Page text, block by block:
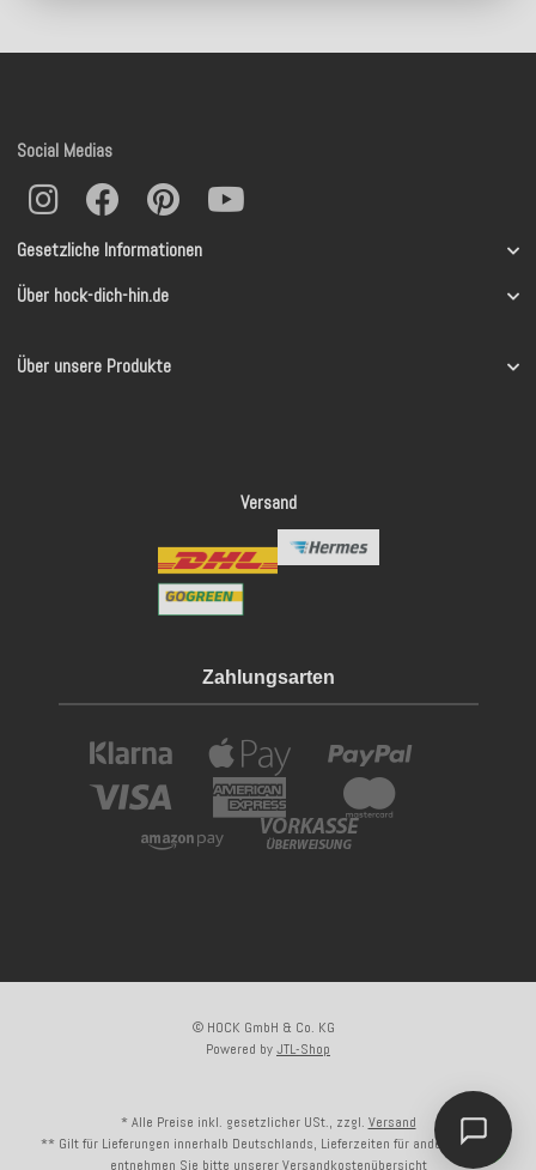
Gesetzliche Informationen
Über hock-dich-hin.de
Über unsere Produkte
Social Medias
Versand
Zahlungsarten
© HOCK GmbH & Co. KG
Powered byJTL-Shop
* Alle Preise inkl. gesetzlicher USt., zzgl. Versand
** Gilt für Lieferungen innerhalb Deutschlands, Lieferzeiten für andere Länder
entnehmen Sie bitte unsererVersandkostenübersicht